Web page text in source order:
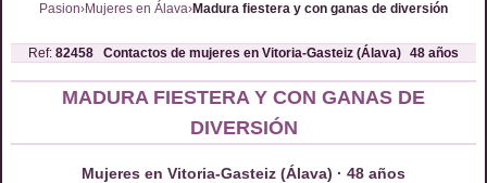
Pasion›Mujeres en Álava›Madura fiestera y con ganas de diversión
Ref: 82458 Contactos de mujeres enVitoria-Gasteiz (Álava) 48 años
MADURA FIESTERA Y CON GANAS DE
DIVERSIÓN
Mujeres en Vitoria-Gasteiz (Álava) · 48 años